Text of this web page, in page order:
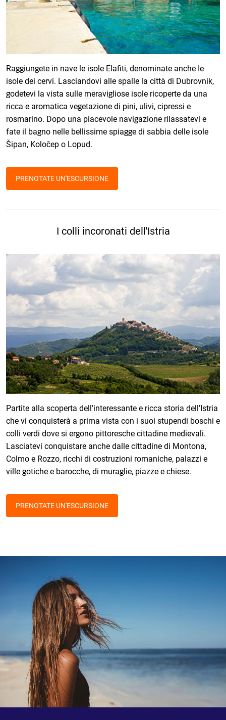
Raggiungete in nave le isole Elafiti, denominate anche Ie
isole dei cervi. Lasciandovi alle spalle la città di Dubrovnik,
godetevi la vista sulle meravigliose isole ricoperte da una
ricca e aromatica vegetazione di pini, ulivi, cipressi e
rosmarino. Dopo una piacevole navigazione rilassatevi e
fate il bagno nelle bellissime spiagge di sabbia delle isole
Šipan, Koločep o Lopud.
PRENOTATE UN'ESCURSIONE
I colli incoronati dell'Istria
Partite alla scoperta dell’interessante e ricca storia dell’Istria
che vi conquisterà a prima vista con i suoi stupendi boschi e
colli verdi dove si ergono pittoresche cittadine medievali.
Lasciatevi conquistare anche dalle cittadine di Montona,
Colmo e Rozzo, ricchi di costruzioni romaniche, palazzi e
ville gotiche e barocche, di muraglie, piazze e chiese.
PRENOTATE UN'ESCURSIONE